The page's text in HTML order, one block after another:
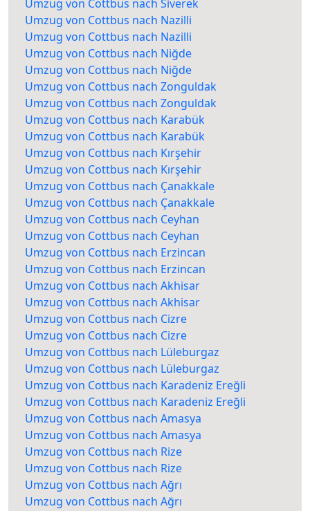
Umzug von Cottbus nach Siverek
Umzug von Cottbus nach Nazilli
Umzug von Cottbus nach Nazilli
Umzug von Cottbus nach Niğde
Umzug von Cottbus nach Niğde
Umzug von Cottbus nach Zonguldak
Umzug von Cottbus nach Zonguldak
Umzug von Cottbus nach Karabük
Umzug von Cottbus nach Karabük
Umzug von Cottbus nach Kırşehir
Umzug von Cottbus nach Kırşehir
Umzug von Cottbus nach Çanakkale
Umzug von Cottbus nach Çanakkale
Umzug von Cottbus nach Ceyhan
Umzug von Cottbus nach Ceyhan
Umzug von Cottbus nach Erzincan
Umzug von Cottbus nach Erzincan
Umzug von Cottbus nach Akhisar
Umzug von Cottbus nach Akhisar
Umzug von Cottbus nach Cizre
Umzug von Cottbus nach Cizre
Umzug von Cottbus nach Lüleburgaz
Umzug von Cottbus nach Lüleburgaz
Umzug von Cottbus nach Karadeniz Ereğli
Umzug von Cottbus nach Karadeniz Ereğli
Umzug von Cottbus nach Amasya
Umzug von Cottbus nach Amasya
Umzug von Cottbus nach Rize
Umzug von Cottbus nach Rize
Umzug von Cottbus nach Ağrı
Umzug von Cottbus nach Ağrı